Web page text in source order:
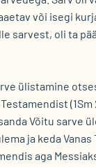
või isegi
sarvest, oli ta
ülistamine
(1Sm
Võitu sarve
ja keda
aga